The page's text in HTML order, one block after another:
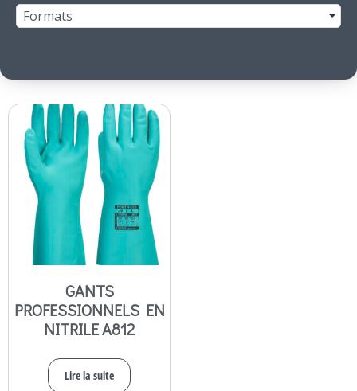
GANTS
PROFESSIONNELS EN
NITRILE A812
Lire la suite
Formats